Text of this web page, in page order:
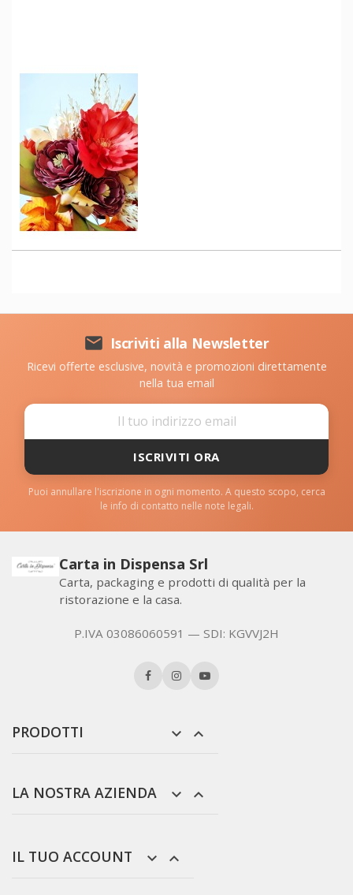
 Iscriviti alla Newsletter
Ricevi offerte esclusive, novità e promozioni direttamente
nella tua email
ISCRIVITI ORA
Puoi annullare l'iscrizione in ogni momento. A questo scopo, cerca
le info di contatto nelle note legali.
Carta in Dispensa Srl
Carta, packaging e prodotti di qualità per la
ristorazione e la casa.
P.IVA 03086060591 — SDI: KGVVJ2H
PRODOTTI  
LA NOSTRA AZIENDA  
IL TUO ACCOUNT  